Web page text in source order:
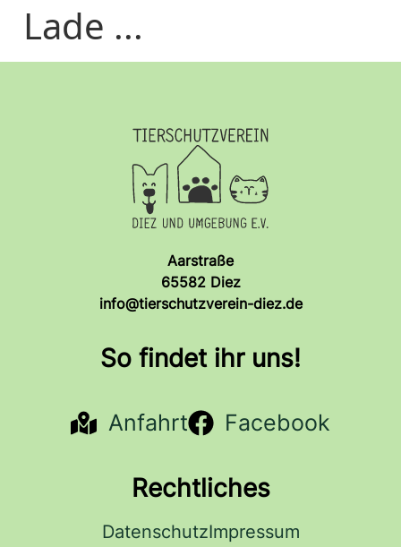
Lade ...
Aarstraße
65582 Diez
info@tierschutzverein-diez.de
So findet ihr uns!
Anfahrt Facebook
Rechtliches
DatenschutzImpressum